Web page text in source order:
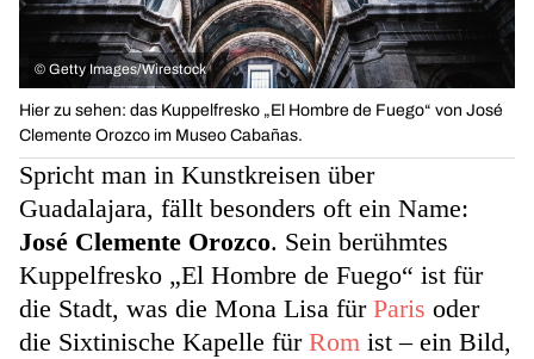
© Getty Images/Wirestock
Hier zu sehen: das Kuppelfresko „El Hombre de Fuego“ von José
Clemente Orozco im Museo Cabañas.
Spricht man in Kunstkreisen über
Guadalajara, fällt besonders oft ein Name:
José Clemente Orozco. Sein berühmtes
Kuppelfresko „El Hombre de Fuego“ ist für
die Stadt, was die Mona Lisa für Paris oder
die Sixtinische Kapelle für Rom ist – ein Bild,